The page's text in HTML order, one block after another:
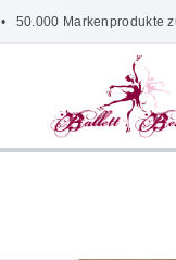
• 50.000 Markenprodukte